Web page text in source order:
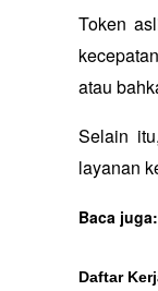
Token
atau
Selain
layanan
Baca juga:
Daftar